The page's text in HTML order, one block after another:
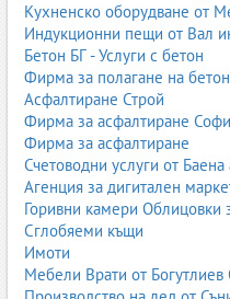
силата и ефективността.
3. Дюзи
Изработват се от
4. Защитно оборудване
маски и шлемове;
филтриращи системи;
ръкавици и защитни
Приложения на
почистване на метални
подготовка за
Кухненско оборудване от
Индукционни пещи от Вал
Бетон БГ - Услуги с бетон
Фирма за полагане на
Асфалтиране Строй
Фирма за асфалтиране
Фирма за асфалтиране
Счетоводни услуги от Баена
Агенция за дигитален
Горивни камери Облицовки
Сглобяеми къщи
Имоти
Мебели Врати от